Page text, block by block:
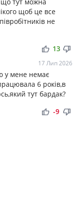
щоб це все
не
thumb_up thumb_down
13
17 Лип 2026
у мене немає
6 років,в
тут бардак?
thumb_up thumb_down
-9